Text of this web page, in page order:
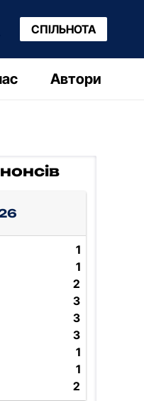
СПІЛЬНОТА
Автори
1
1
2
3
3
3
1
1
2